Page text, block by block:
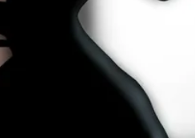
傻
高